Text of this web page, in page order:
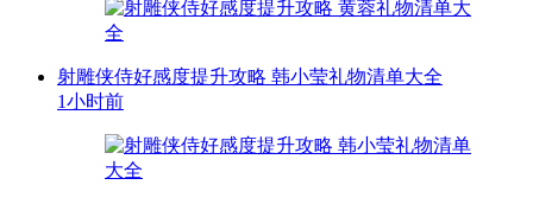
射雕侠侍好感度提升攻略 韩小莹礼物清单大全
1小时前